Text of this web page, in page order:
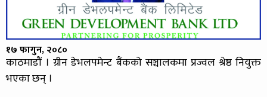
१७ फागुन, २०८०
काठमाडौं । ग्रीन डेभलपमेन्ट बैंकको सञ्चालकमा प्रज्वल श्रेष्ठ नियुक्त
भएका छन् ।